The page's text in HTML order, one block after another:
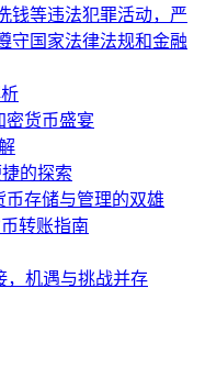
钱等违法犯罪活动，严
守国家法律法规和金融
密货币盛宴
的探索
币存储与管理的双雄
转账指南
，机遇与挑战并存